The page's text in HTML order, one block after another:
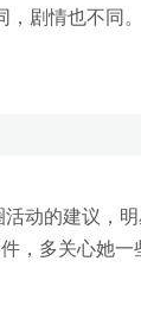
剧情也不同。
动的建议，
，多关心她一